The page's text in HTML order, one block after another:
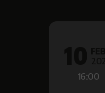
16:00